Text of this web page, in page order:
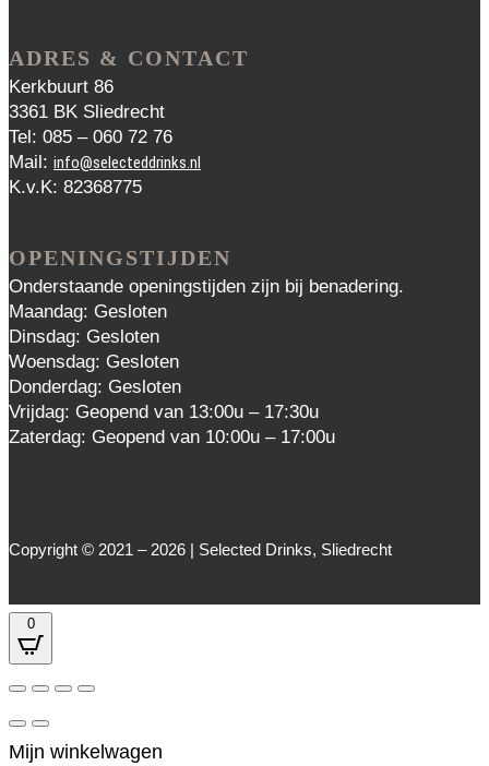
ADRES & CONTACT
Kerkbuurt 86
3361 BK Sliedrecht
Tel: 085 – 060 72 76
Mail: info@selecteddrinks.nl
K.v.K: 82368775
OPENINGSTIJDEN
Onderstaande openingstijden zijn bij benadering.
Maandag: Gesloten
Dinsdag: Gesloten
Woensdag: Gesloten
Donderdag: Gesloten
Vrijdag: Geopend van 13:00u – 17:30u
Zaterdag: Geopend van 10:00u – 17:00u
Copyright © 2021 – 2026 | Selected Drinks, Sliedrecht
0
Mijn winkelwagen